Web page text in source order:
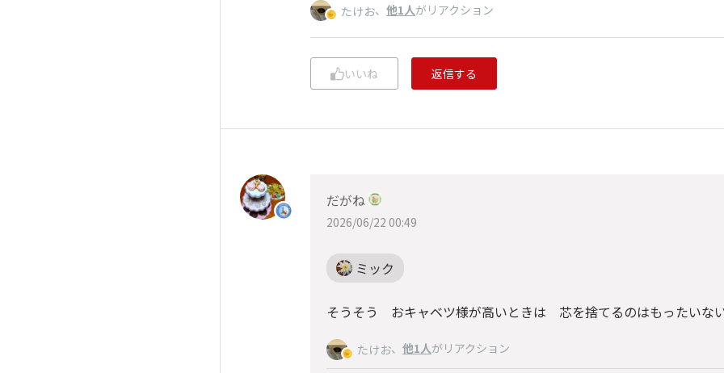
たけお、 他1人がリアクション
いいね 返信する
だがね
2026/06/22 00:49
ミック
そうそう おキャベツ様が高いときは 芯を捨てるのはもったいな
たけお、 他1人がリアクション